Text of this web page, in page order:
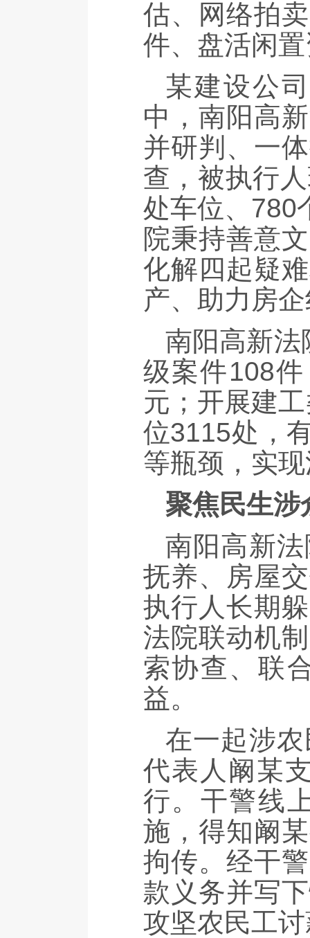
估、网络拍
件、盘活闲
某建设公
中，南阳高
并研判、一
查，被执行
处车位、780
院秉持善意
化解四起疑
产、助力房
南阳高新法
级案件108
元；开展建
位3115处，
等瓶颈，实
聚焦民生
南阳高新
抚养、房屋
执行人长期
法院联动机
索协查、联
益。
在一起涉
代表人阚某
行。干警线
施，得知阚
拘传。经干
款义务并写
攻坚农民工